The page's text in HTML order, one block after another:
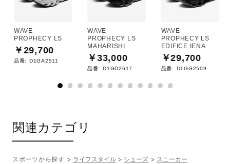
WAVE
PROPHECY LS
￥29,700
品番: D1GA2511
WAVE
PROPHECY LS
MAHARISHI
￥33,000
品番: D1GD2617
WAVE
PROPHECY LS
EDIFICE IENA
￥29,700
品番: D1GG2509
関連カテゴリ
スポーツから探す ライフスタイル シューズ
スニーカー